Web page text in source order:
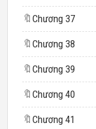
🔖 Chương 37
🔖 Chương 38
🔖 Chương 39
🔖 Chương 40
🔖 Chương 41